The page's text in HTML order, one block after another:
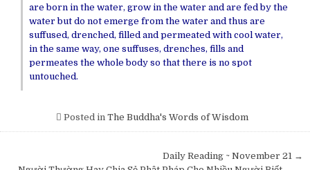
are born in the water, grow in the water and are fed by the
water but do not emerge from the water and thus are
suffused, drenched, filled and permeated with cool water,
in the same way, one suffuses, drenches, fills and
permeates the whole body so that there is no spot
untouched.
Posted in The Buddha's Words of Wisdom
Daily Reading ~ November 21 →